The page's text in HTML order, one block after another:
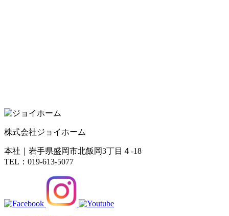
株式会社ジョイホーム
本社｜岩手県盛岡市北飯岡3丁目４-18
TEL：019-613-5077